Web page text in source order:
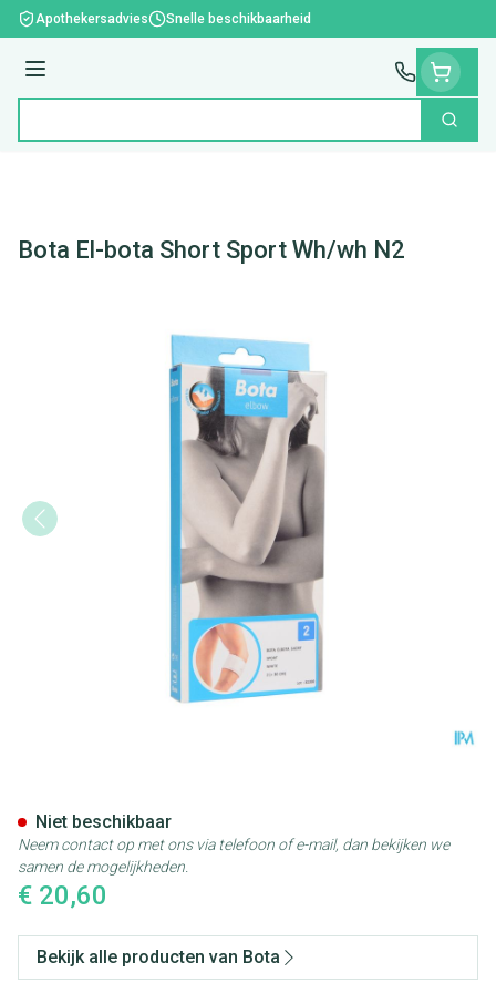
Ga naar de inhoud
Apothekersadvies Snelle beschikbaarheid
Menu
Zoek
Bota El-bota Short Sport Wh/wh N2
€ 20,60
Niet beschikbaar
Neem contact op met ons via telefoon of e-mail, dan bekijken we
samen de mogelijkheden.
Bekijk alle producten van Bota